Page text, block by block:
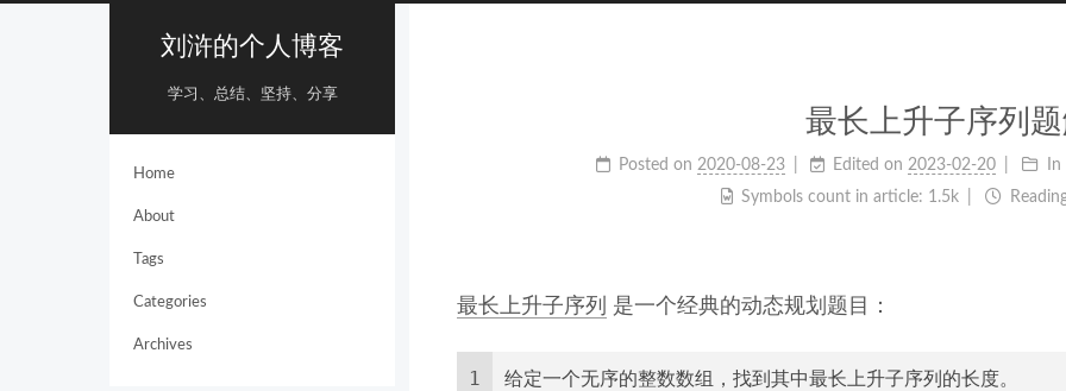
刘浒的个人博客
学习、总结、坚持、分享
Home
About
Tags
Categories
Archives
最长上升子序列
Posted on 2020-08-23 Edited on 2023-02-20 In
Symbols count in article: 1.5k
最长上升子序列 是一个经典的动态规划题目：
1
给定一个无序的整数数组，找到其中最长上升子序列的长度。